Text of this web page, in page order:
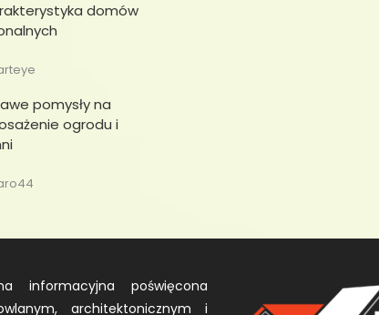
domów
pomysły na
ogrodu i
informacyjna poświęcona
architektonicznym i